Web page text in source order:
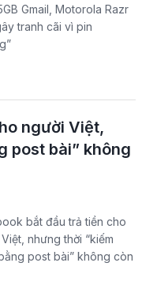
Gmail, Motorola Razr
tranh cãi vì pin
người Việt,
post bài” không
bắt đầu trả tiền cho
nhưng thời “kiếm
post bài” không còn